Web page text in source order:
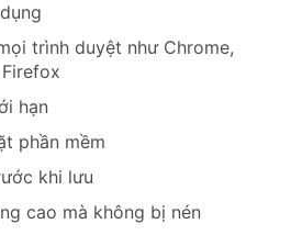
trình duyệt như Chrome,
hạn
phần mềm
khi lưu
cao mà không bị nén